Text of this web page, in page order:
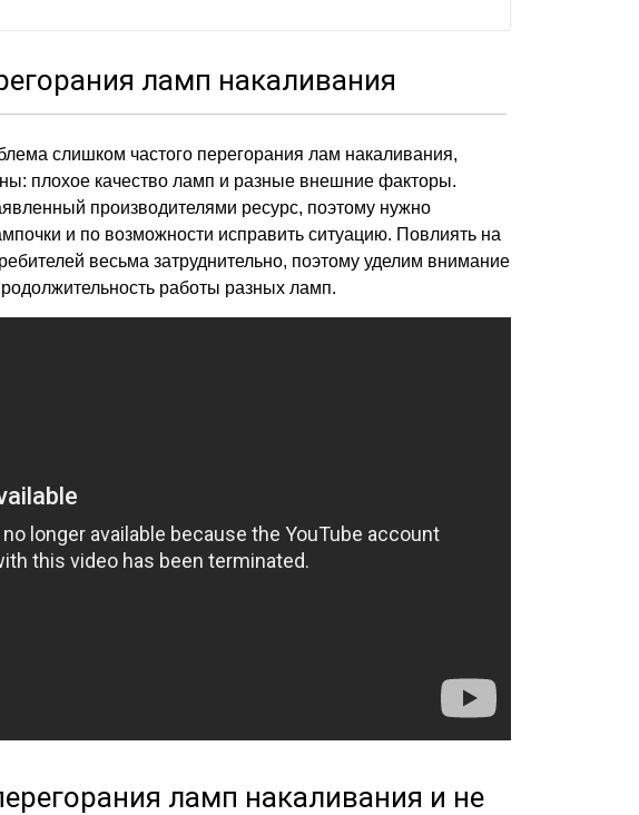
ламп накаливания
слишком частого перегорания лам накаливания,
плохое качество ламп и разные внешние факторы.
производителями ресурс, поэтому нужно
и по возможности исправить ситуацию. Повлиять на
весьма затруднительно, поэтому уделим внимание
работы разных ламп.
ламп накаливания и не